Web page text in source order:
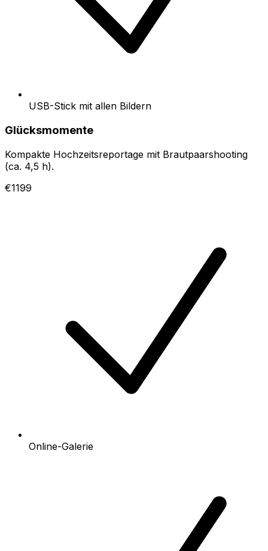
USB-Stick mit allen Bildern
Glücksmomente
Kompakte Hochzeitsreportage mit Brautpaarshooting
(ca. 4,5 h).
€1199
Online-Galerie